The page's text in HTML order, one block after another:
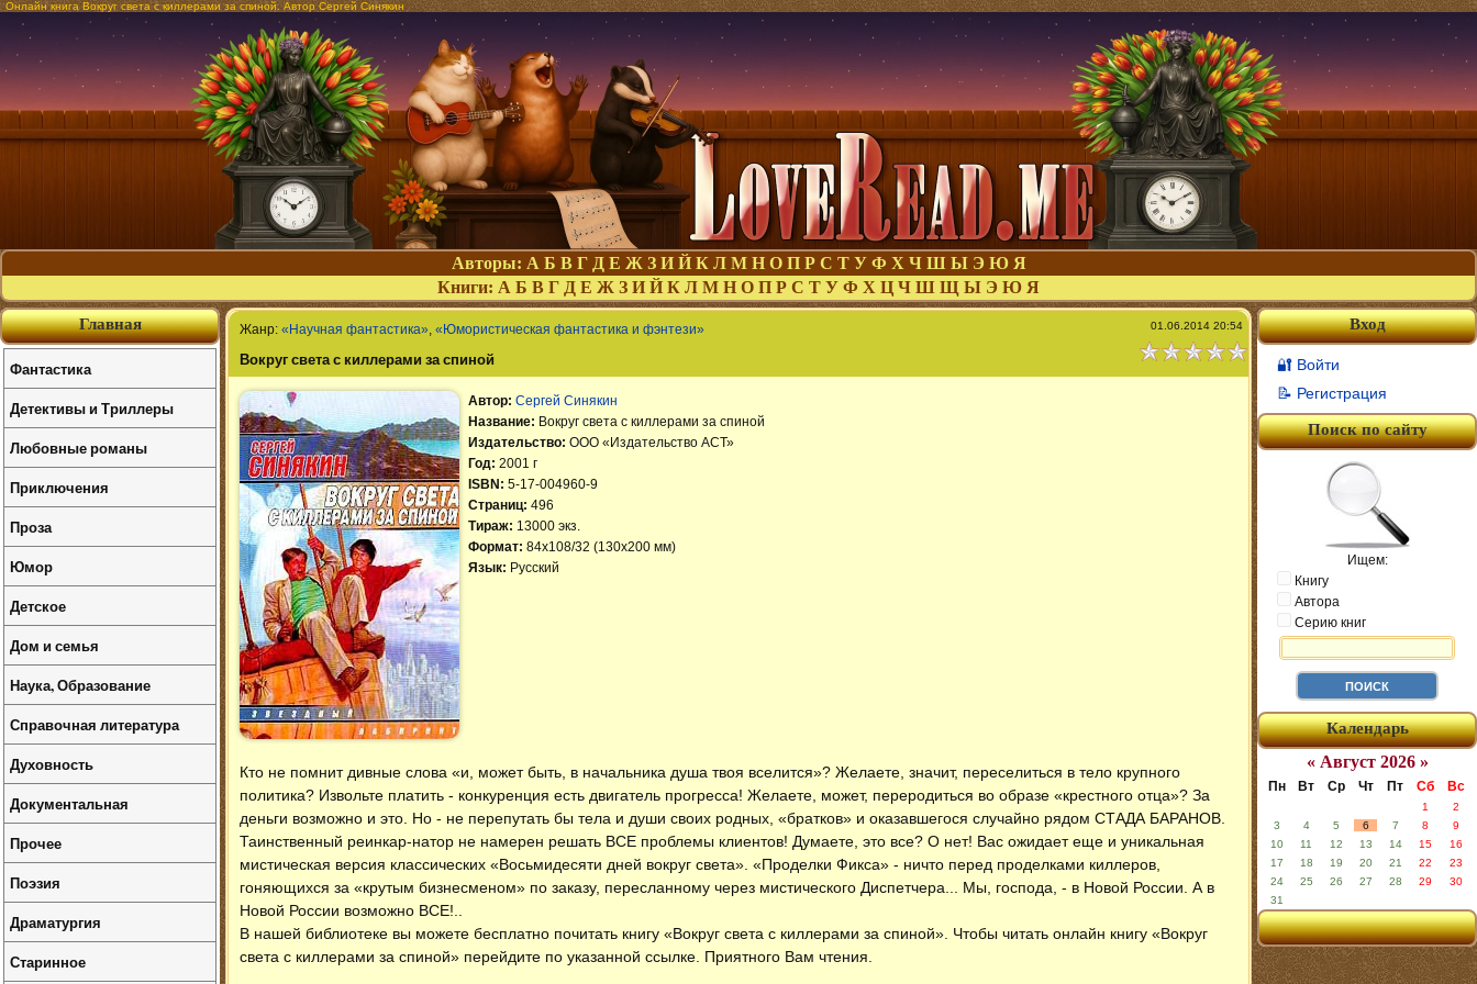
Онлайн книга Вокруг света с киллерами за спиной. Автор Сергей Синякин
Авторы: А Б В Г Д Е Ж З И Й К Л М Н О П Р С Т У Ф Х Ч Ш Ы Э Ю Я
Книги: А Б В Г Д Е Ж З И Й К Л М Н О П Р С Т У Ф Х Ц Ч Ш Щ Ы Э Ю Я
Жанр: «Научная фантастика», «Юмористическая фантастика и фэнтези»
Вокруг света с киллерами за спиной
01.06.2014 20:54
Автор: Сергей Синякин
Название: Вокруг света с киллерами за спиной
Издательство: ООО «Издательство АСТ»
Год: 2001 г
ISBN: 5-17-004960-9
Страниц: 496
Тираж: 13000 экз.
Формат: 84x108/32 (130х200 мм)
Язык: Русский
Кто не помнит дивные слова «и, может быть, в начальника душа твоя вселится»? Желаете, значит, переселиться в тело крупного
политика? Извольте платить - конкуренция есть двигатель прогресса! Желаете, может, переродиться во образе «крестного отца»? За
деньги возможно и это. Но - не перепутать бы тела и души своих родных, «братков» и оказавшегося случайно рядом СТАДА БАРАНОВ.
Таинственный реинкар-натор не намерен решать ВСЕ проблемы клиентов! Думаете, это все? О нет! Вас ожидает еще и уникальная
мистическая версия классических «Восьмидесяти дней вокруг света». «Проделки Фикса» - ничто перед проделками киллеров,
гоняющихся за «крутым бизнесменом» по заказу, пересланному через мистического Диспетчера... Мы, господа, - в Новой России. А в
Новой России возможно ВСЕ!..
В нашей библиотеке вы можете бесплатно почитать книгу «Вокруг света с киллерами за спиной» . Чтобы читать онлайн книгу «Вокруг
света с киллерами за спиной» перейдите по указанной ссылке. Приятного Вам чтения.
Вход
🔐 Войти
📝 Регистрация
Поиск по сайту
Ищем:
Книгу
Автора
Серию книг
Календарь
« Август 2026 »
Пн Вт Ср Чт Пт Сб Вс
1
2
3
4 5 6 7 8
9
10
11 12 13 14 15
16
17
18 19 20 21 22
23
24
25 26 27 28 29
30
31
Главная
Фантастика
Детективы и Триллеры
Любовные романы
Приключения
Проза
Юмор
Детское
Дом и семья
Наука, Образование
Справочная литература
Духовность
Документальная
Прочее
Поэзия
Драматургия
Старинное